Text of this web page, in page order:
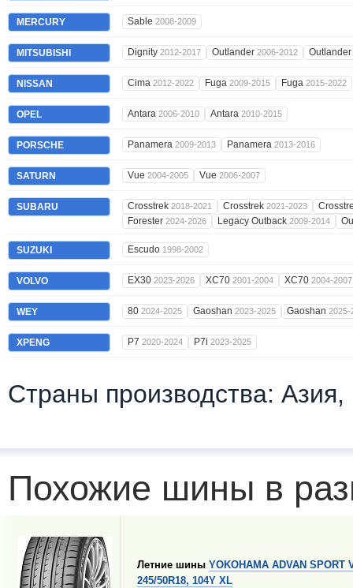
MERCURY Sable 2008-2009
MITSUBISHI Dignity 2012-2017 Outlander 2006-2012 Outlander
NISSAN Cima 2012-2022 Fuga 2009-2015 Fuga 2015-2022
OPEL Antara 2006-2010 Antara 2010-2015
PORSCHE Panamera 2009-2013 Panamera 2013-2016
SATURN Vue 2004-2005 Vue 2006-2007
SUBARU Crosstrek 2018-2021 Crosstrek 2021-2023
Forester 2024-2026 Legacy Outback 2009-2014
SUZUKI Escudo 1998-2002
VOLVO EX30 2023-2026 XC70 2001-2004 XC70 2004-2007
WEY 80 2024-2025 Gaoshan 2023-2025 Gaoshan 2025-
XPENG P7 2020-2024 P7i 2023-2025
Страны производства: Азия,
Похожие шины в
Летние шины YOKOHAMA ADVAN SPORT
245/50R18, 104Y XL